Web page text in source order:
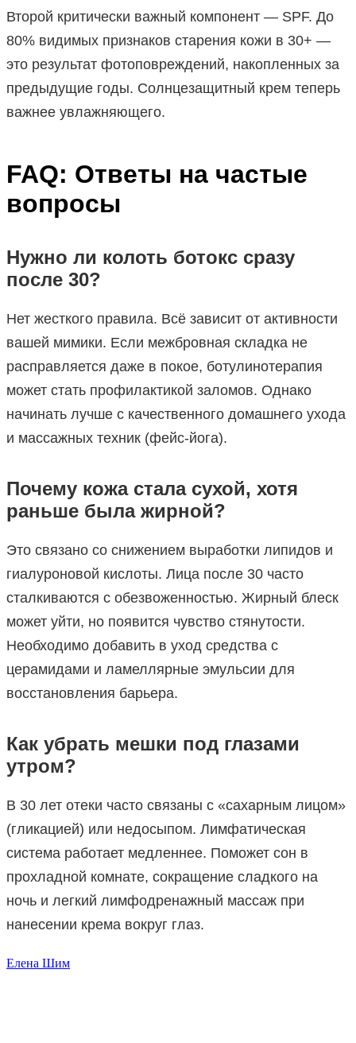
Второй критически важный компонент — SPF. До
80% видимых признаков старения кожи в 30+ —
это результат фотоповреждений, накопленных за
предыдущие годы. Солнцезащитный крем теперь
важнее увлажняющего.
FAQ: Ответы на частые
вопросы
Нужно ли колоть ботокс сразу
после 30?
Нет жесткого правила. Всё зависит от активности
вашей мимики. Если межбровная складка не
расправляется даже в покое, ботулинотерапия
может стать профилактикой заломов. Однако
начинать лучше с качественного домашнего ухода
и массажных техник (фейс-йога).
Почему кожа стала сухой, хотя
раньше была жирной?
Это связано со снижением выработки липидов и
гиалуроновой кислоты. Лица после 30 часто
сталкиваются с обезвоженностью. Жирный блеск
может уйти, но появится чувство стянутости.
Необходимо добавить в уход средства с
церамидами и ламеллярные эмульсии для
восстановления барьера.
Как убрать мешки под глазами
утром?
В 30 лет отеки часто связаны с «сахарным лицом»
(гликацией) или недосыпом. Лимфатическая
система работает медленнее. Поможет сон в
прохладной комнате, сокращение сладкого на
ночь и легкий лимфодренажный массаж при
нанесении крема вокруг глаз.
Елена Шим